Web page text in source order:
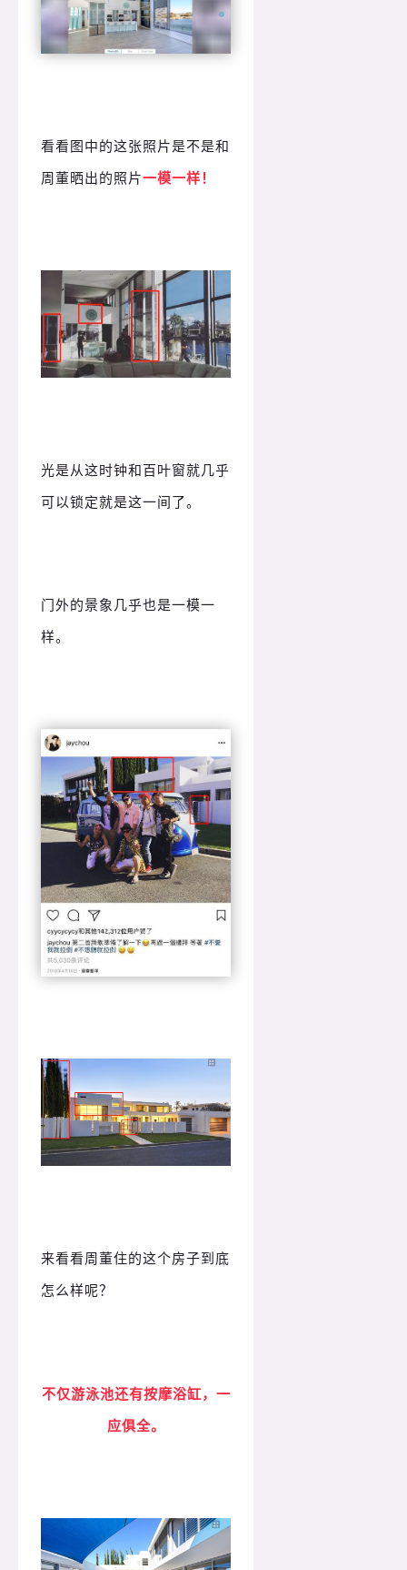
看看图中的这张照片是不是和
周董晒出的照片一模一样！
光是从这时钟和百叶窗就几乎
可以锁定就是这一间了。
门外的景象几乎也是一模一
样。
来看看周董住的这个房子到底
怎么样呢？
不仅游泳池还有按摩浴缸，一
应俱全。